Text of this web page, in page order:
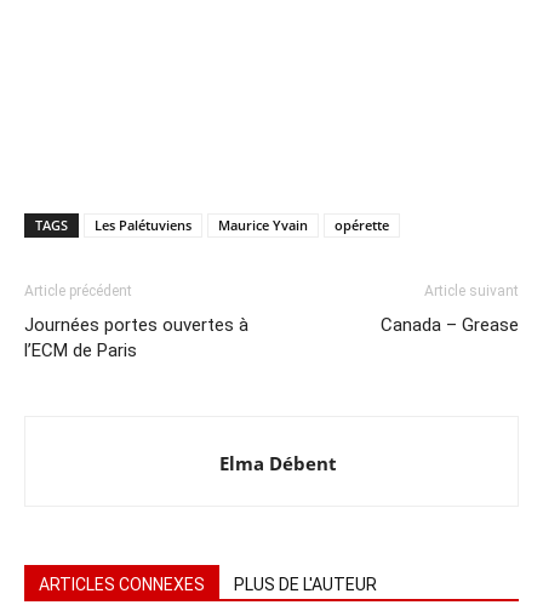
TAGS Les Palétuviens Maurice Yvain opérette
Article précédent
Journées portes ouvertes à
l’ECM de Paris
Article suivant
Canada – Grease
Elma Débent
ARTICLES CONNEXES PLUS DE L'AUTEUR